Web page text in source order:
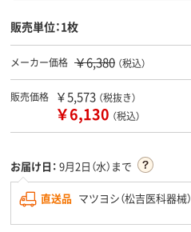
販売単位：1枚
メーカー価格 ￥6,380 （税込）
販売価格 ￥5,573 （税抜き）
￥6,130 （税込）
お届け日： 9月2日（水）まで
直送品 マツヨシ（松吉医科器械）